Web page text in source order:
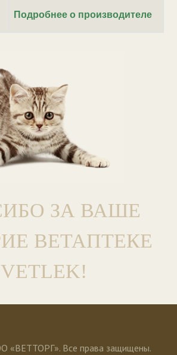
Подробнее о производителе
ЗА ВАШЕ
ВЕТАПТЕКЕ
VETLEK!
«ВЕТТОРГ». Все права защищены.